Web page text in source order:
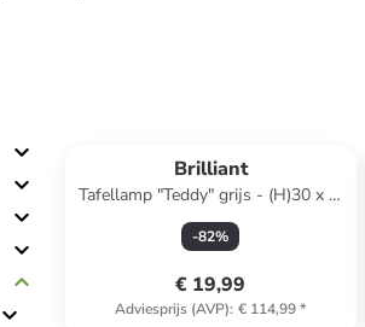
Brilliant
Tafellamp "Teddy" grijs - (H)30 x Ø
23 cm
-82%
€ 19,99
Adviesprijs (AVP): € 114,99*